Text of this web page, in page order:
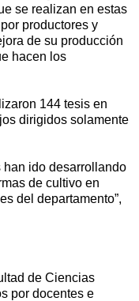
se realizan en estas
productores y
de su producción
hacen los
144 tesis en
dirigidos solamente
han ido desarrollando
de cultivo en
del departamento”,
de Ciencias
por docentes e